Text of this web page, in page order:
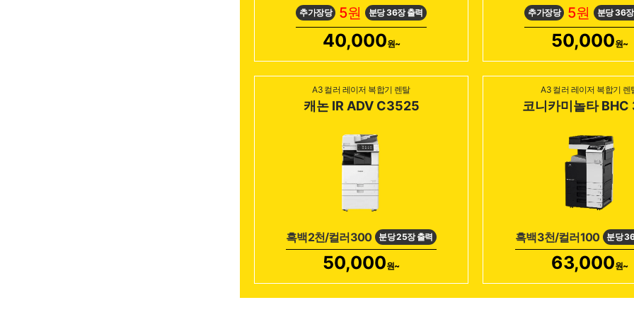
추가장당 5원 분당 36장 출력
40,000원~
추가장당 5원 분당 36
50,000원~
A3 컬러 레이저 복합기 렌탈
캐논 IR ADV C3525
흑백2천/컬러300 분당 25장 출력
50,000원~
A3 컬러 레이저 복합기 렌
코니카미놀타
흑백3천/컬러100 분당
63,000원~